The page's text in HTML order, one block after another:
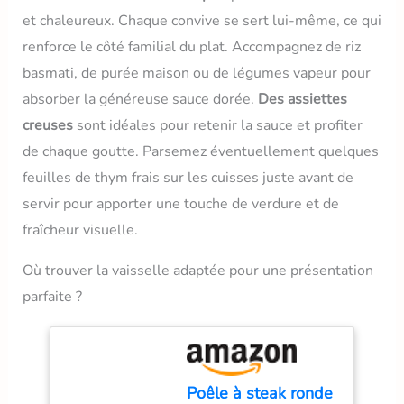
mesure ; plage de
température : -50 ℃ ~
300 ℃ Économie
d'énergie : Fonction
intégrée, le thermometre
patisserie s'éteindra
automatiquement après
10 minutes d'inactivité ;
et il peut basculer entre
Celsius et Fahrenheit lors
Les thermometre cuisson
qui peuvent être
facilement accrochés à
des crochets ou à des
cordes de cuisine ; le
Le guide du thermomètre
de cuisson figurant sur
l'emballage vous permet
d'obtenir la cuisson
souhaitée AFFICHAGE
CHANGEABLE : L'écran
LCD rétroéclairé, large et
facile à lire, vous permet
de lire clairement les
températures dans
pivote automatiquement
numérique est tenu, ce
qui vous permet de lire
les chiffres dans
n'importe quelle direction,
et chaleureux. Chaque convive se sert lui-même, ce qui
renforce le côté familial du plat. Accompagnez de riz
basmati, de purée maison ou de légumes vapeur pour
absorber la généreuse sauce dorée. Des assiettes
creusessont idéales pour retenir la sauce et profiter
de chaque goutte. Parsemez éventuellement quelques
feuilles de thym frais sur les cuisses juste avant de
servir pour apporter une touche de verdure et de
fraîcheur visuelle.
Où trouver la vaisselle adaptée pour une présentation
parfaite ?
Poêle à steak ronde